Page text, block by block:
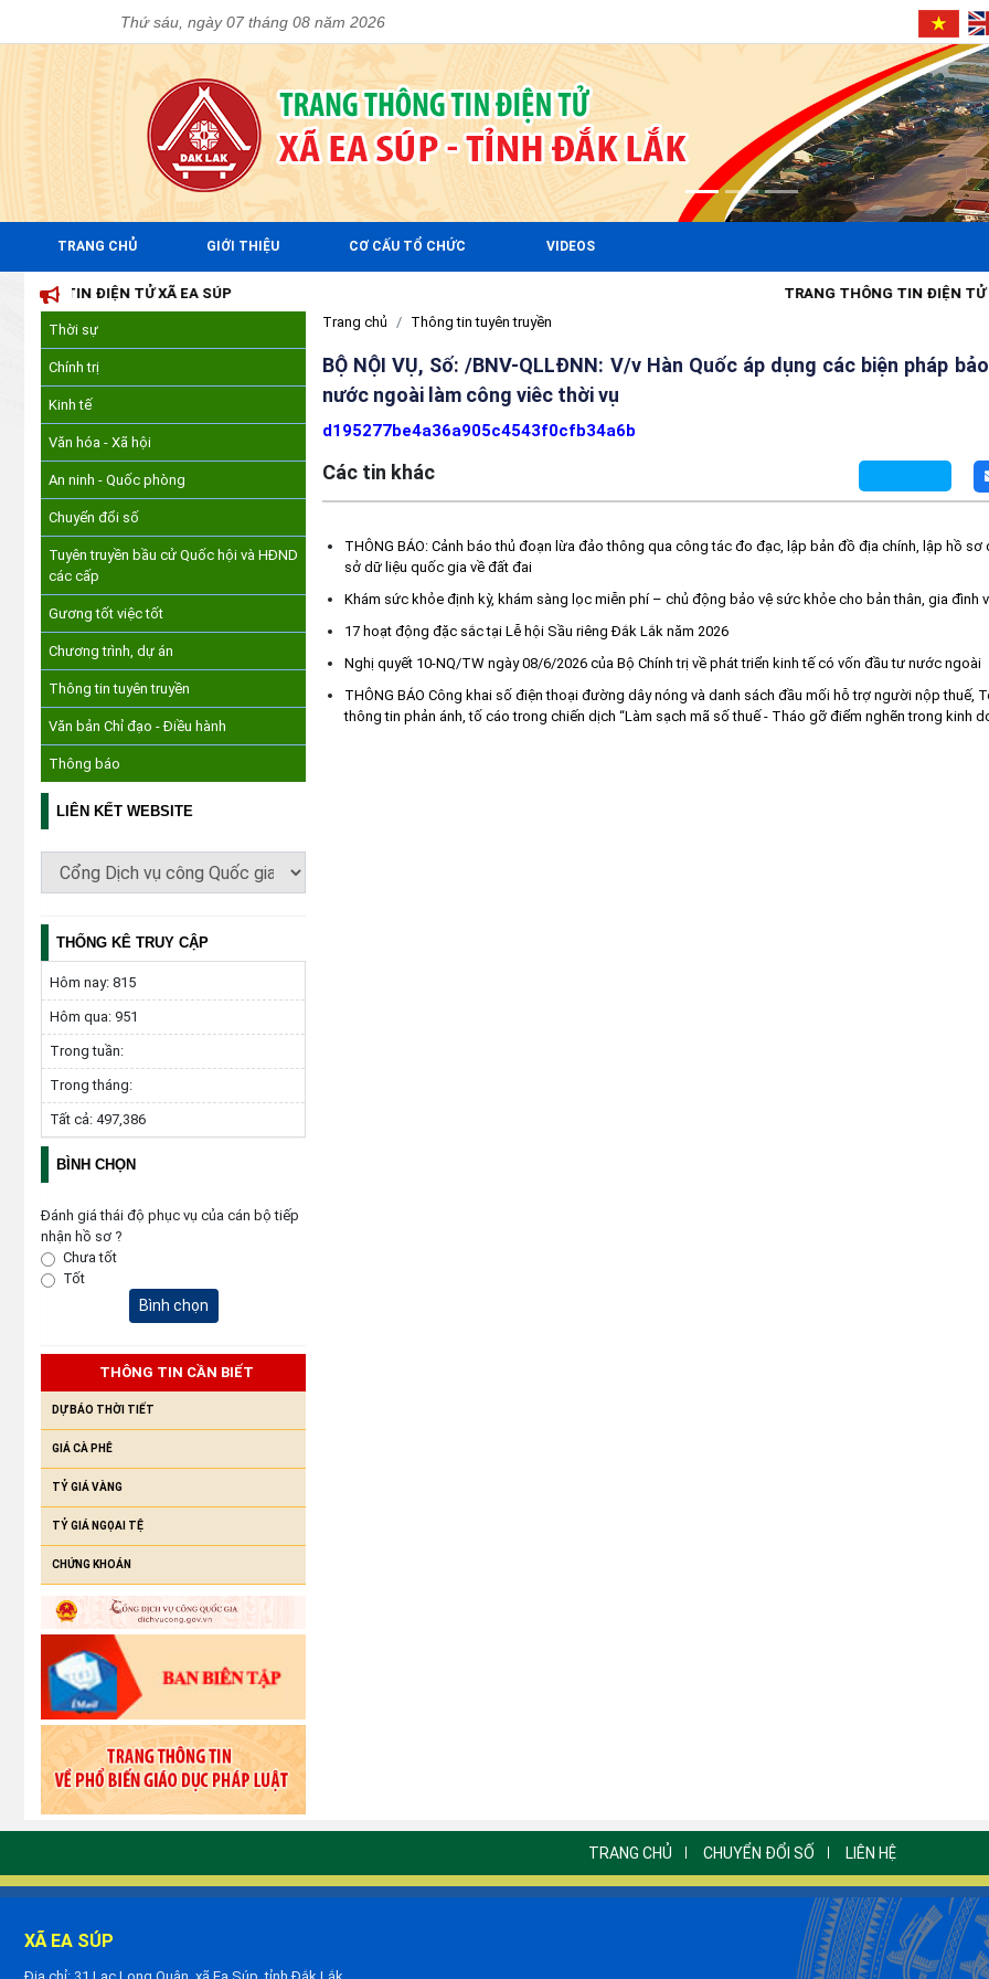
Thứ sáu, ngày 07 tháng 08 năm 2026
TRANG CHỦ GIỚI THIỆU CƠ CẤU TỔ CHỨC VIDEOS
TIN ĐIỆN TỬ XÃ EA SÚP TRANG THÔNG TIN ĐIỆN TỬ XÃ
Thời sự
Chính trị
Kinh tế
Văn hóa - Xã hội
An ninh - Quốc phòng
Chuyển đổi số
Tuyên truyền bầu cử Quốc hội và HĐND
các cấp
Gương tốt việc tốt
Chương trình, dự án
Thông tin tuyên truyền
Văn bản Chỉ đạo - Điều hành
Thông báo
LIÊN KẾT WEBSITE
THỐNG KÊ TRUY CẬP
Hôm nay: 815
Hôm qua: 951
Trong tuần:
Trong tháng:
Tất cả: 497,386
BÌNH CHỌN
Đánh giá thái độ phục vụ của cán bộ tiếp
nhận hồ sơ ?
Chưa tốt
Tốt
Bình chọn
THÔNG TIN CẦN BIẾT
DỰ BÁO THỜI TIẾT
GIÁ CÀ PHÊ
TỶ GIÁ VÀNG
TỶ GIÁ NGỌAI TỆ
CHỨNG KHOÁN
Trang chủ Thông tin tuyên truyền
BỘ NỘI VỤ, Số: /BNV-QLLĐNN: V/v Hàn Quốc áp dụng các biện pháp
nước ngoài làm công viêc thời vụ
d195277be4a36a905c4543f0cfb34a6b
Các tin khác
THÔNG BÁO: Cảnh báo thủ đoạn lừa đảo thông qua công tác đo đạc, lập bản đồ địa chính, lập hồ sơ
sở dữ liệu quốc gia về đất đai
Khám sức khỏe định kỳ, khám sàng lọc miễn phí – chủ động bảo vệ sức khỏe cho bản thân, gia đình
17 hoạt động đặc sắc tại Lễ hội Sầu riêng Đắk Lắk năm 2026
Nghị quyết 10-NQ/TW ngày 08/6/2026 của Bộ Chính trị về phát triển kinh tế có vốn đầu tư nước ngoài
THÔNG BÁO Công khai số điện thoại đường dây nóng và danh sách đầu mối hỗ trợ người nộp thuế,
thông tin phản ánh, tố cáo trong chiến dịch “Làm sạch mã số thuế - Tháo gỡ điểm nghẽn trong kinh
TRANG CHỦ CHUYỂN ĐỔI SỐ LIÊN HỆ
XÃ EA SÚP